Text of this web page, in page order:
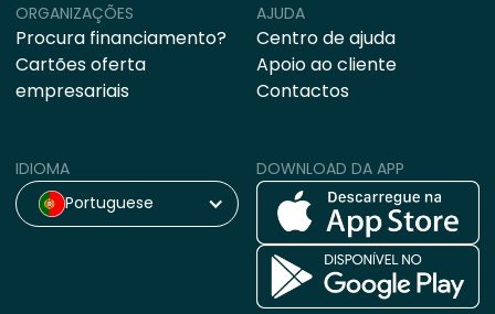
ORGANIZAÇÕES
Procura financiamento?
Cartões oferta
empresariais
AJUDA
Centro de ajuda
Apoio ao cliente
Contactos
IDIOMA
Portuguese
DOWNLOAD DA APP